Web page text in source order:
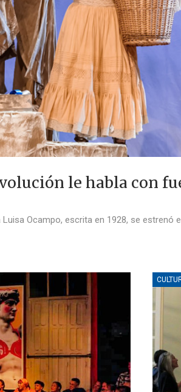
le habla con
Ocampo, escrita en 1928, se estrenó